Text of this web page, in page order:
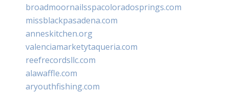
broadmoornailsspacoloradosprings.com
missblackpasadena.com
anneskitchen.org
valenciamarketytaqueria.com
reefrecordsllc.com
alawaffle.com
aryouthfishing.com